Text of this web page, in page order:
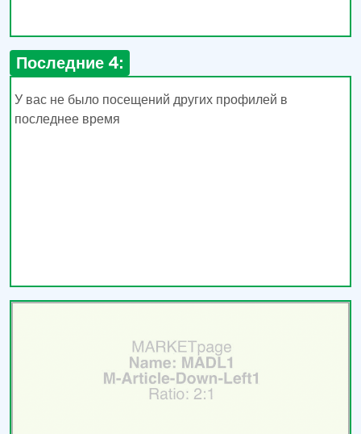
Последние 4:
У вас не было посещений других профилей в
последнее время